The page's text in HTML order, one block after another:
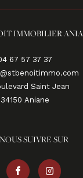
IMMOBILIER
67 57 37 37
Saint Jean
34150
aniane
NOUS SUIVRE SUR